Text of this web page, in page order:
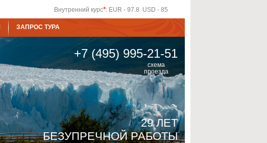
Внутренний курс*: EUR - 97.8 USD - 85
ЗАПРОС ТУРА
+7 (495) 995-21-51
схема
проезда
29 ЛЕТ
БЕЗУПРЕЧНОЙ РАБОТЫ